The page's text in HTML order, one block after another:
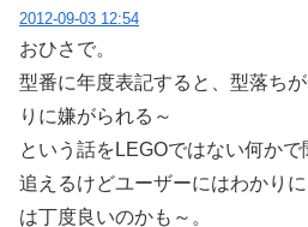
2012-09-03 12:54
おひさで。
型番に年度表記すると、型落ち
りに嫌がられる～
という話をLEGOではない何かで
追えるけどユーザーにはわかり
は丁度良いのかも～。